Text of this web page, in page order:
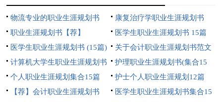
物流专业的职业生涯规划书
康复治疗学职业生涯规划书
职业生涯规划书【荐】
医学生职业生涯规划书 15篇
医学生职业生涯规划书 (15篇)
关于会计职业生涯规划书范文
计算机大学生职业生涯规划书
15篇
护理职业生涯规划书(集合15
篇)
个人职业生涯规划集合15篇
护士个人职业生涯规划12篇
【荐】会计职业生涯规划书
医学生职业生涯规划书集合15